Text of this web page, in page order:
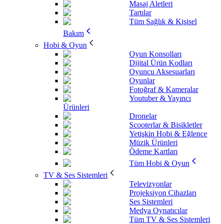
Masaj Aletleri
Tartılar
Tüm Sağlık & Kişisel
Bakım
Hobi & Oyun
Oyun Konsolları
Dijital Ürün Kodları
Oyuncu Aksesuarları
Oyunlar
Fotoğraf & Kameralar
Youtuber & Yayıncı
Ürünleri
Dronelar
Scooterlar & Bisikletler
Yetişkin Hobi & Eğlence
Müzik Ürünleri
Ödeme Kartları
Tüm Hobi & Oyun
TV & Ses Sistemleri
Televizyonlar
Projeksiyon Cihazları
Ses Sistemleri
Medya Oynatıcılar
Tüm TV & Ses Sistemleri